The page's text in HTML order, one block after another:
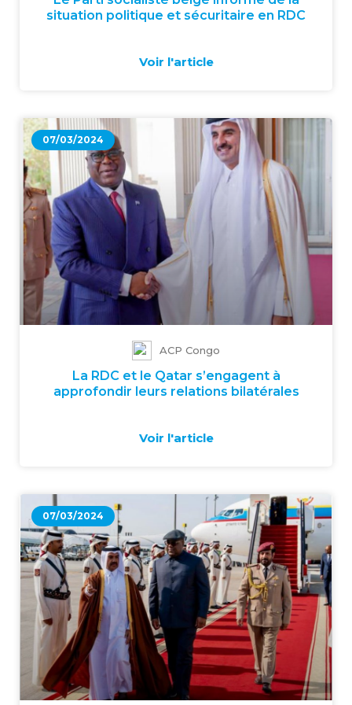
situation politique et sécuritaire en RDC
Voir l'article
07/03/2024
ACP Congo
La RDC et le Qatar s’engagent à
approfondir leurs relations bilatérales
Voir l'article
07/03/2024